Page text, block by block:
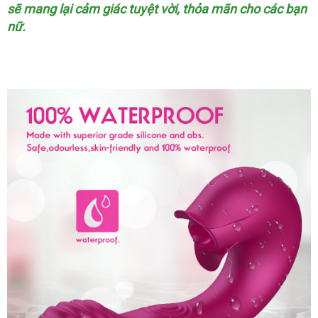
minh
dụng
sỉ
sẽ mang lại cảm giác tuyệt vờisản
, thỏa mãn chophản
các bạn
nữ.